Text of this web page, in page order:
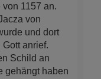
1157 an.
von
und dort
anrief.
Schild an
gehängt haben